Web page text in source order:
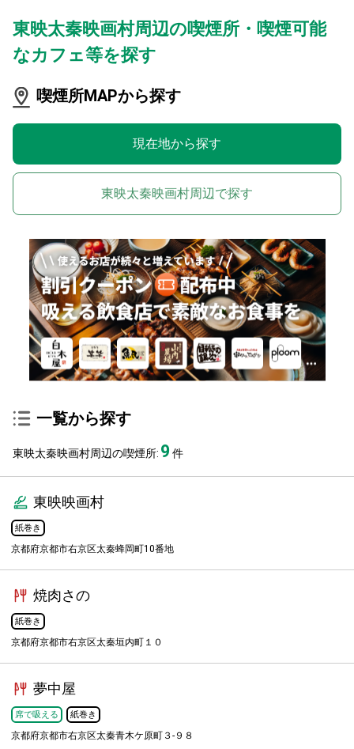
東映太秦映画村周辺の喫煙所・喫煙可能
なカフェ等を探す
喫煙所MAPから探す
現在地から探す
東映太秦映画村周辺で探す
一覧から探す
東映太秦映画村周辺の喫煙所: 9 件
東映映画村
紙巻き
京都府京都市右京区太秦蜂岡町10番地
焼肉さの
紙巻き
京都府京都市右京区太秦垣内町１０
夢中屋
席で吸える 紙巻き
京都府京都市右京区太秦青木ケ原町３-９８